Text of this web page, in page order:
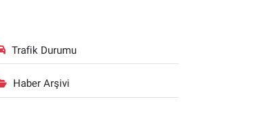
Trafik Durumu
Haber Arşivi